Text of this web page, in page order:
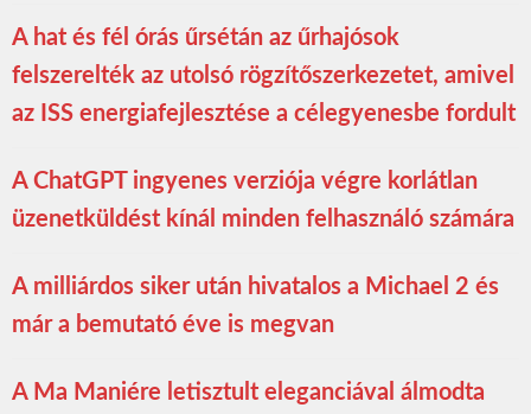
A hat és fél órás űrsétán az űrhajósok
felszerelték az utolsó rögzítőszerkezetet, amivel
az ISS energiafejlesztése a célegyenesbe fordult
A ChatGPT ingyenes verziója végre korlátlan
üzenetküldést kínál minden felhasználó számára
A milliárdos siker után hivatalos a Michael 2 és
már a bemutató éve is megvan
A Ma Maniére letisztult eleganciával álmodta